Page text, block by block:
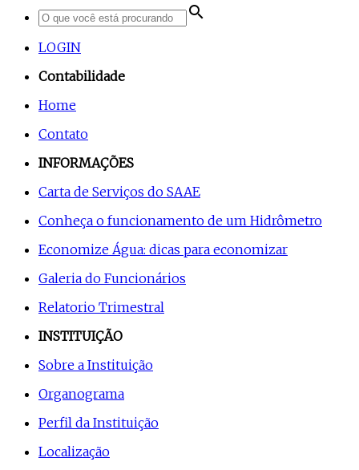
search
LOGIN
Contabilidade
Home
Contato
INFORMAÇÕES
Carta de Serviços do SAAE
Conheça o funcionamento de um Hidrômetro
Economize Água: dicas para economizar
Galeria do Funcionários
Relatorio Trimestral
INSTITUIÇÃO
Sobre a Instituição
Organograma
Perfil da Instituição
Localização